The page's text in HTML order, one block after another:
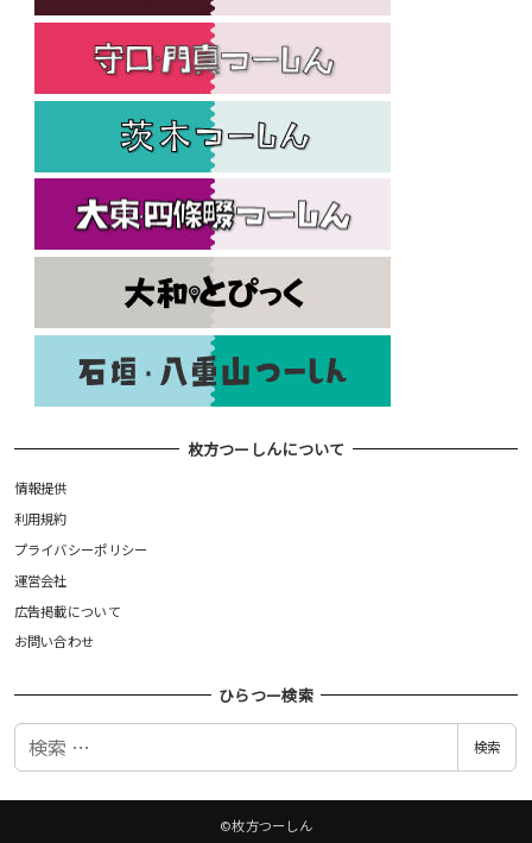
枚方つーしんについて
情報提供
利用規約
プライバシーポリシー
運営会社
広告掲載について
お問い合わせ
ひらつー検索
検
検索
©枚方つーしん